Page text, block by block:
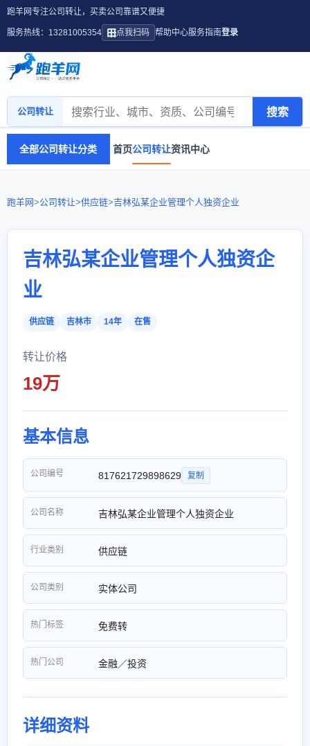
跑羊网专注公司转让，买卖公司靠谱又便捷
服务热线：13281005354 点我扫码 帮助中心服务指南登录
公司转让 搜索
全部公司转让分类 首页公司转让资讯中心
跑羊网>公司转让>供应链>吉林弘某企业管理个人独资企业
吉林弘某企业管理个人独资企
业
供应链 吉林市 14年 在售
转让价格
19万
基本信息
公司编号 817621729898629 复制
公司名称 吉林弘某企业管理个人独资企业
行业类别 供应链
公司类别 实体公司
热门标签 免费转
热门公司 金融／投资
详细资料